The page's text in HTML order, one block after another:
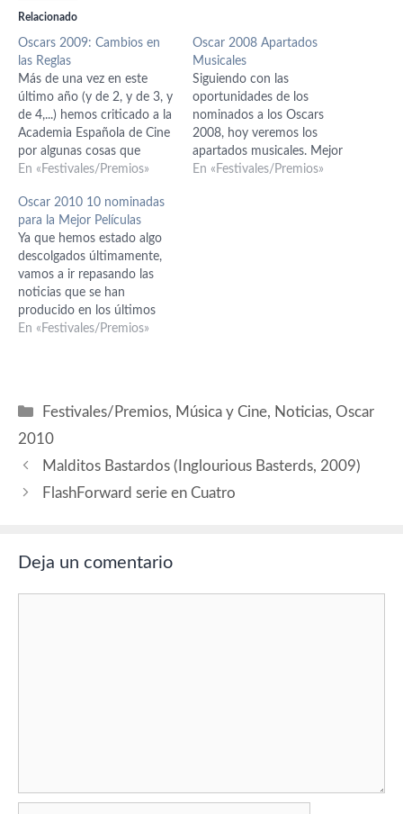
Relacionado
Oscars 2009: Cambios en
las Reglas
Más de una vez en este
último año (y de 2, y de 3, y
de 4,...) hemos criticado a la
Academia Española de Cine
por algunas cosas que
simplemente hacen mal
como en este país el
sentido de la autocrítica y la
rectificación está bajo…
En «Festivales/Premios»
Oscar 2008 Apartados
Musicales
Siguiendo con las
oportunidades de los
nominados a los Oscars
2008, hoy veremos los
apartados musicales. Mejor
Canción Original * Happy
En «Festivales/Premios»
Oscar 2010 10 nominadas
para la Mejor Películas
Ya que hemos estado algo
descolgados últimamente,
vamos a ir repasando las
noticias que se han
producido en los últimos
meses sobre los Oscar
debido al año olímpico de
invierno, la ceremonia…
En «Festivales/Premios»
Categorías
Festivales/Premios, Música y Cine, Noticias,Oscar
2010
Malditos Bastardos (Inglourious Basterds, 2009)
FlashForward serie en Cuatro
Deja un comentario